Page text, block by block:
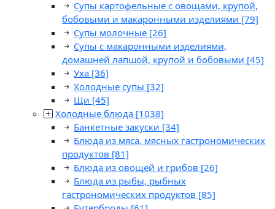
Супы картофельные с овощами, крупой,
бобовыми и макаронными изделиями [79]
Супы молочные [26]
Супы с макаронными изделиями,
домашней лапшой, крупой и бобовыми [45]
Уха [36]
Холодные супы [32]
Щи [45]
Холодные блюда [1038]
Банкетные закуски [34]
Блюда из мяса, мясных гастрономических
продуктов [81]
Блюда из овощей и грибов [26]
Блюда из рыбы, рыбных
гастрономических продуктов [85]